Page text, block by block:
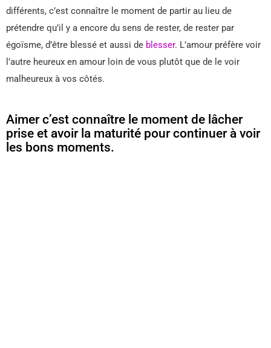
différents, c’est connaître le moment de partir au lieu de
prétendre qu’il y a encore du sens de rester, de rester par
égoïsme, d’être blessé et aussi de blesser. L’amour préfère voir
l’autre heureux en amour loin de vous plutôt que de le voir
malheureux à vos côtés.
Aimer c’est connaître le moment de lâcher
prise et avoir la maturité pour continuer à voir
les bons moments.